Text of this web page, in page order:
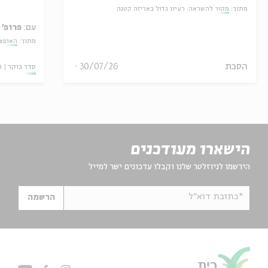
מתוך: מקור להשראה: רעיון גדול באריזה קטנה
הסכת 30/07/26
עם: פרופ'
מתוך:
סדר בוקר
הישארו מעודכנים
הירשמו לניוזלטר שלנו וקבלו עדכונים ישר למייל
*כתובת דוא"ל הרשמה